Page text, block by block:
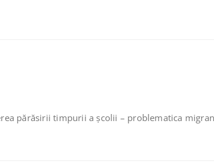
părăsirii timpurii a şcolii – problematica